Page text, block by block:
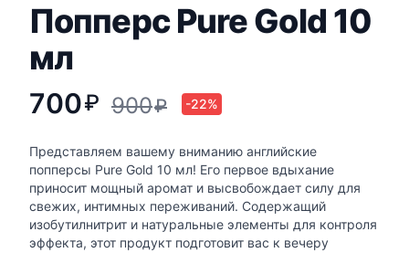
Попперс Pure Gold 10
мл
700₽ 900₽ -22%
Представляем вашему вниманию английские
попперсы Pure Gold 10 мл! Его первое вдыхание
приносит мощный аромат и высвобождает силу для
свежих, интимных переживаний. Содержащий
изобутилнитрит и натуральные элементы для контроля
эффекта, этот продукт подготовит вас к вечеру